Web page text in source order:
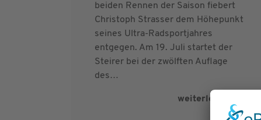
beiden Rennen der Saison fiebert
Christoph Strasser dem Höhepunkt
seines Ultra-Radsportjahres
entgegen. Am 19. Juli startet der
Steirer bei der zwölften Auflage
des…
weiterlesen